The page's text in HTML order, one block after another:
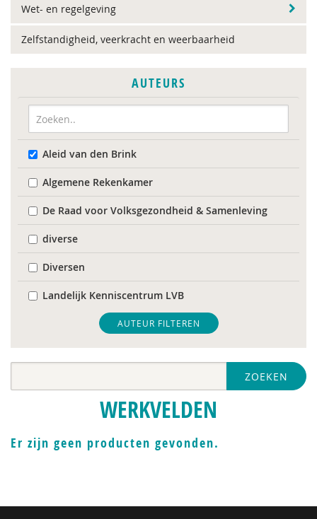
Wet- en regelgeving
Zelfstandigheid, veerkracht en weerbaarheid
AUTEURS
Aleid van den Brink
Algemene Rekenkamer
De Raad voor Volksgezondheid & Samenleving
diverse
Diversen
Landelijk Kenniscentrum LVB
Mariëlle Bruning
Mentale gezondheidsnetwerken
Nederlandse Sportalliantie m.m.v. Stichting
Vreedzaam
VGN
Anja van der Aa
AUTEUR FILTEREN
ZOEKEN
WERKVELDEN
Er zijn geen producten gevonden.